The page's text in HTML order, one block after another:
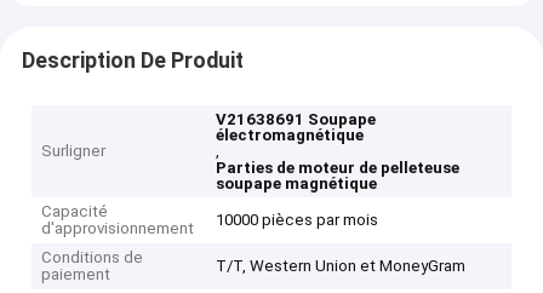
Description De Produit
Surligner
V21638691 Soupape
électromagnétique
,
Parties de moteur de pelleteuse
soupape magnétique
Capacité
d'approvisionnement
10000 pièces par mois
Conditions de
paiement
T/T, Western Union et MoneyGram